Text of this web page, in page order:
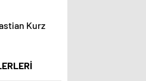
Kurz